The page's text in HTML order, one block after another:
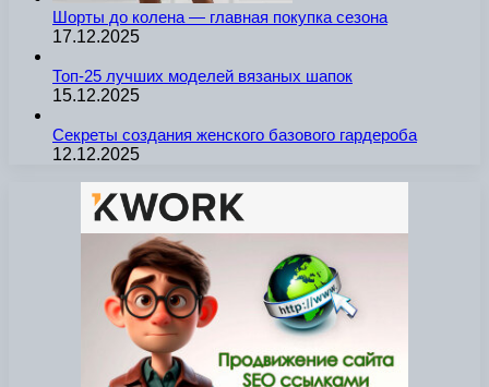
Шорты до колена — главная покупка сезона
17.12.2025
Топ-25 лучших моделей вязаных шапок
15.12.2025
Секреты создания женского базового гардероба
12.12.2025